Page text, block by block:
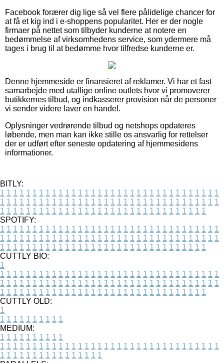
Facebook forærer dig lige så vel flere pålidelige chancer for
at få et kig ind i e-shoppens popularitet. Her er der nogle
firmaer på nettet som tilbyder kunderne at notere en
bedømmelse af virksomhedens service, som ydermere må
tages i brug til at bedømme hvor tilfredse kunderne er.
Denne hjemmeside er finansieret af reklamer. Vi har et fast
samarbejde med utallige online outlets hvor vi promoverer
butikkernes tilbud, og indkasserer provision når de personer
vi sender videre laver en handel.
Oplysninger vedrørende tilbud og netshops opdateres
løbende, men man kan ikke stille os ansvarlig for rettelser
der er udført efter seneste opdatering af hjemmesidens
informationer.
BITLY:
1 1 1 1 1 1 1 1 1 1 1 1 1 1 1 1 1 1 1 1 1 1 1 1 1 1 1 1 1 1 1 1 1 1
1 1 1 1 1 1 1 1 1 1 1 1 1 1 1 1 1 1 1 1 1 1 1 1 1 1 1 1 1 1 1 1 1 1
1 1 1 1 1 1 1 1 1 1 1 1 1 1 1 1 1 1 1 1 1 1 1 1 1 1 1 1 1 1 1 1
SPOTIFY:
1 1 1 1 1 1 1 1 1 1 1 1 1 1 1 1 1 1 1 1 1 1 1 1 1 1 1 1 1 1 1 1 1 1
1 1 1 1 1 1 1 1 1 1 1 1 1 1 1 1 1 1 1 1 1 1 1 1 1 1 1 1 1 1 1 1 1 1
1 1 1 1 1 1 1 1 1 1 1 1 1 1 1 1 1 1 1 1 1 1 1 1 1 1 1 1 1 1 1 1
CUTTLY BIO:
1
1 1 1 1 1 1 1 1 1 1 1 1 1 1 1 1 1 1 1 1 1 1 1 1 1 1 1 1 1 1 1 1 1 1
1 1 1 1 1 1 1 1 1 1 1 1 1 1 1 1 1 1 1 1 1 1 1 1 1 1 1 1 1 1 1 1 1 1
1 1 1 1 1 1 1 1 1 1 1 1 1 1 1 1 1 1 1 1 1 1 1 1 1 1 1 1 1 1 1 1
CUTTLY OLD:
1
1 1 1 1 1 1 1 1 1 1
MEDIUM:
1 1 1 1 1 1 1 1 1 1
1 1 1 1 1 1 1 1 1 1 1 1 1 1 1 1 1 1 1 1 1 1 1 1 1 1 1 1 1 1 1 1 1 1
1 1 1 1 1 1 1 1 1 1 1 1 1 1 1 1